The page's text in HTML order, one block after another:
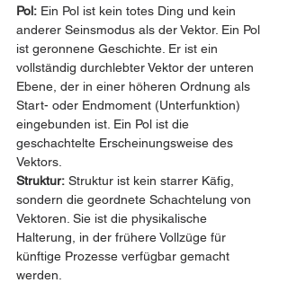
Pol: Ein Pol ist kein totes Ding und kein
anderer Seinsmodus als der Vektor. Ein Pol
ist geronnene Geschichte. Er ist ein
vollständig durchlebter Vektor der unteren
Ebene, der in einer höheren Ordnung als
Start- oder Endmoment (Unterfunktion)
eingebunden ist. Ein Pol ist die
geschachtelte Erscheinungsweise des
Vektors.
Struktur: Struktur ist kein starrer Käfig,
sondern die geordnete Schachtelung von
Vektoren. Sie ist die physikalische
Halterung, in der frühere Vollzüge für
künftige Prozesse verfügbar gemacht
werden.